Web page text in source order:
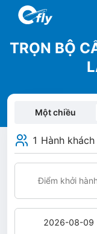
TRỌN BỘ
Một chiều
1 Hành khách